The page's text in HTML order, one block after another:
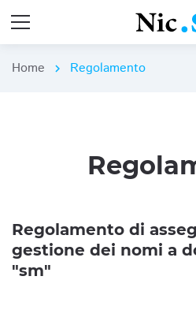
Home chevron_right Regolamento
Regolamento di
gestione dei nomi a
"sm"